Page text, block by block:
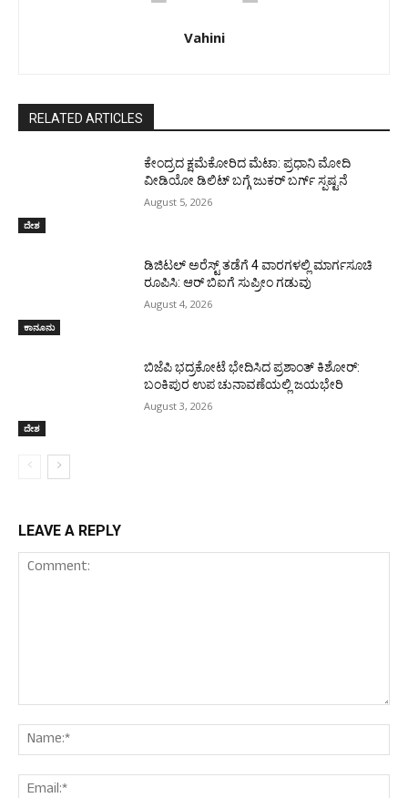
Vahini
RELATED ARTICLES
ದೇಶ
ಕೇಂದ್ರದ ಕ್ಷಮೆಕೋರಿದ ಮೆಟಾ: ಪ್ರಧಾನಿ ಮೋದಿ
ವೀಡಿಯೋ ಡಿಲಿಟ್ ಬಗ್ಗೆ ಜುಕರ್ ಬರ್ಗ್ ಸ್ಪಷ್ಟನೆ
August 5, 2026
ಕಾನೂನು
ಡಿಜಿಟಲ್ ಅರೆಸ್ಟ್ ತಡೆಗೆ 4 ವಾರಗಳಲ್ಲಿ ಮಾರ್ಗಸೂಚಿ
ರೂಪಿಸಿ: ಆರ್ ಬಿಐಗೆ ಸುಪ್ರೀಂ ಗಡುವು
August 4, 2026
ದೇಶ
ಬಿಜೆಪಿ ಭದ್ರಕೋಟೆ ಭೇದಿಸಿದ ಪ್ರಶಾಂತ್ ಕಿಶೋರ್:
ಬಂಕಿಪುರ ಉಪ ಚುನಾವಣೆಯಲ್ಲಿ ಜಯಭೇರಿ
August 3, 2026
LEAVE A REPLY